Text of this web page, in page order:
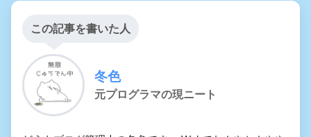
この記事を書いた人
冬色
元プログラマの現ニート